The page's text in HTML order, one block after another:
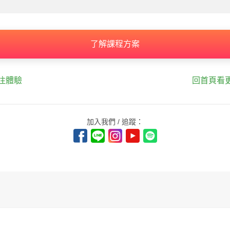
了解課程方案
體驗 回首頁看
加入我們 / 追蹤：